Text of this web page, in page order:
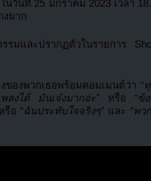
ในวันที่ 25 มกราคม 2023 เวลา
งมาก
รมและปรากฏตัวในรายการ
ของพวกเธอพร้อมคอมเมนต์ว่า “
พลงได้ มันเจ๋งมากอ่ะ” หรือ “ข้
รือ “ฉันประทับใจจริงๆ” และ “พว